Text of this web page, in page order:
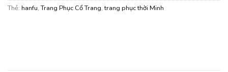
Thẻ: hanfu,Trang Phục Cổ Trang,trang phục thời Minh